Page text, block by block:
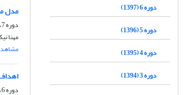
مدل
دوره 7، شماره 14، پاییز 1398
مهنا
دوره 6، شماره 12، پاییز 1397
دوره 6 (1397)
دوره 5 (1396)
دوره 4 (1395)
دوره 3 (1394)